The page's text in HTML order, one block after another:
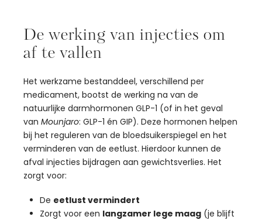
De werking van injecties om
af te vallen
Het werkzame bestanddeel, verschillend per
medicament, bootst de werking na van de
natuurlijke darmhormonen GLP-1 (of in het geval
van Mounjaro: GLP-1 én GIP). Deze hormonen helpen
bij het reguleren van de bloedsuikerspiegel en het
verminderen van de eetlust. Hierdoor kunnen de
afval injecties bijdragen aan gewichtsverlies. Het
zorgt voor:
De eetlust vermindert
Zorgt voor een langzamer lege maag (je blijft